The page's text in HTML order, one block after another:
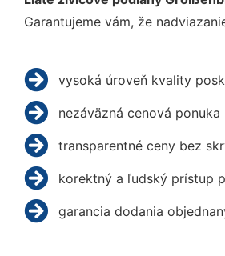
Garantujeme vám, že
vysoká úroveň kvality
nezáväzná cenová ponuka
transparentné ceny bez
korektný a ľudský prístup
garancia dodania